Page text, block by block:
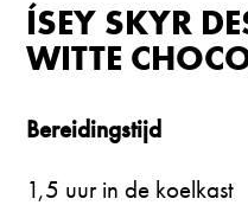
ÍSEY SKYR
WITTE
Bereidingstijd
1,5 uur in de koelkast